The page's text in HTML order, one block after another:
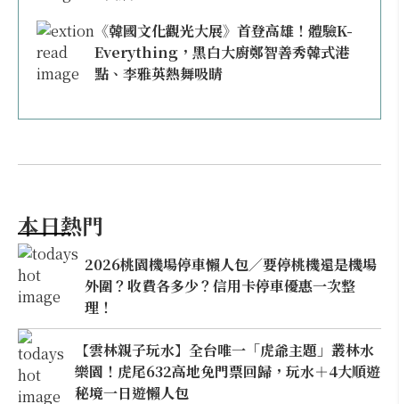
《韓國文化觀光大展》首登高雄！體驗K-
Everything，黑白大廚鄭智善秀韓式港
點、李雅英熱舞吸睛
本日熱門
2026桃園機場停車懶人包／要停桃機還是機場
外圍？收費各多少？信用卡停車優惠一次整
理！
【雲林親子玩水】全台唯一「虎爺主題」叢林水
樂園！虎尾632高地免門票回歸，玩水＋4大順遊
秘境一日遊懶人包